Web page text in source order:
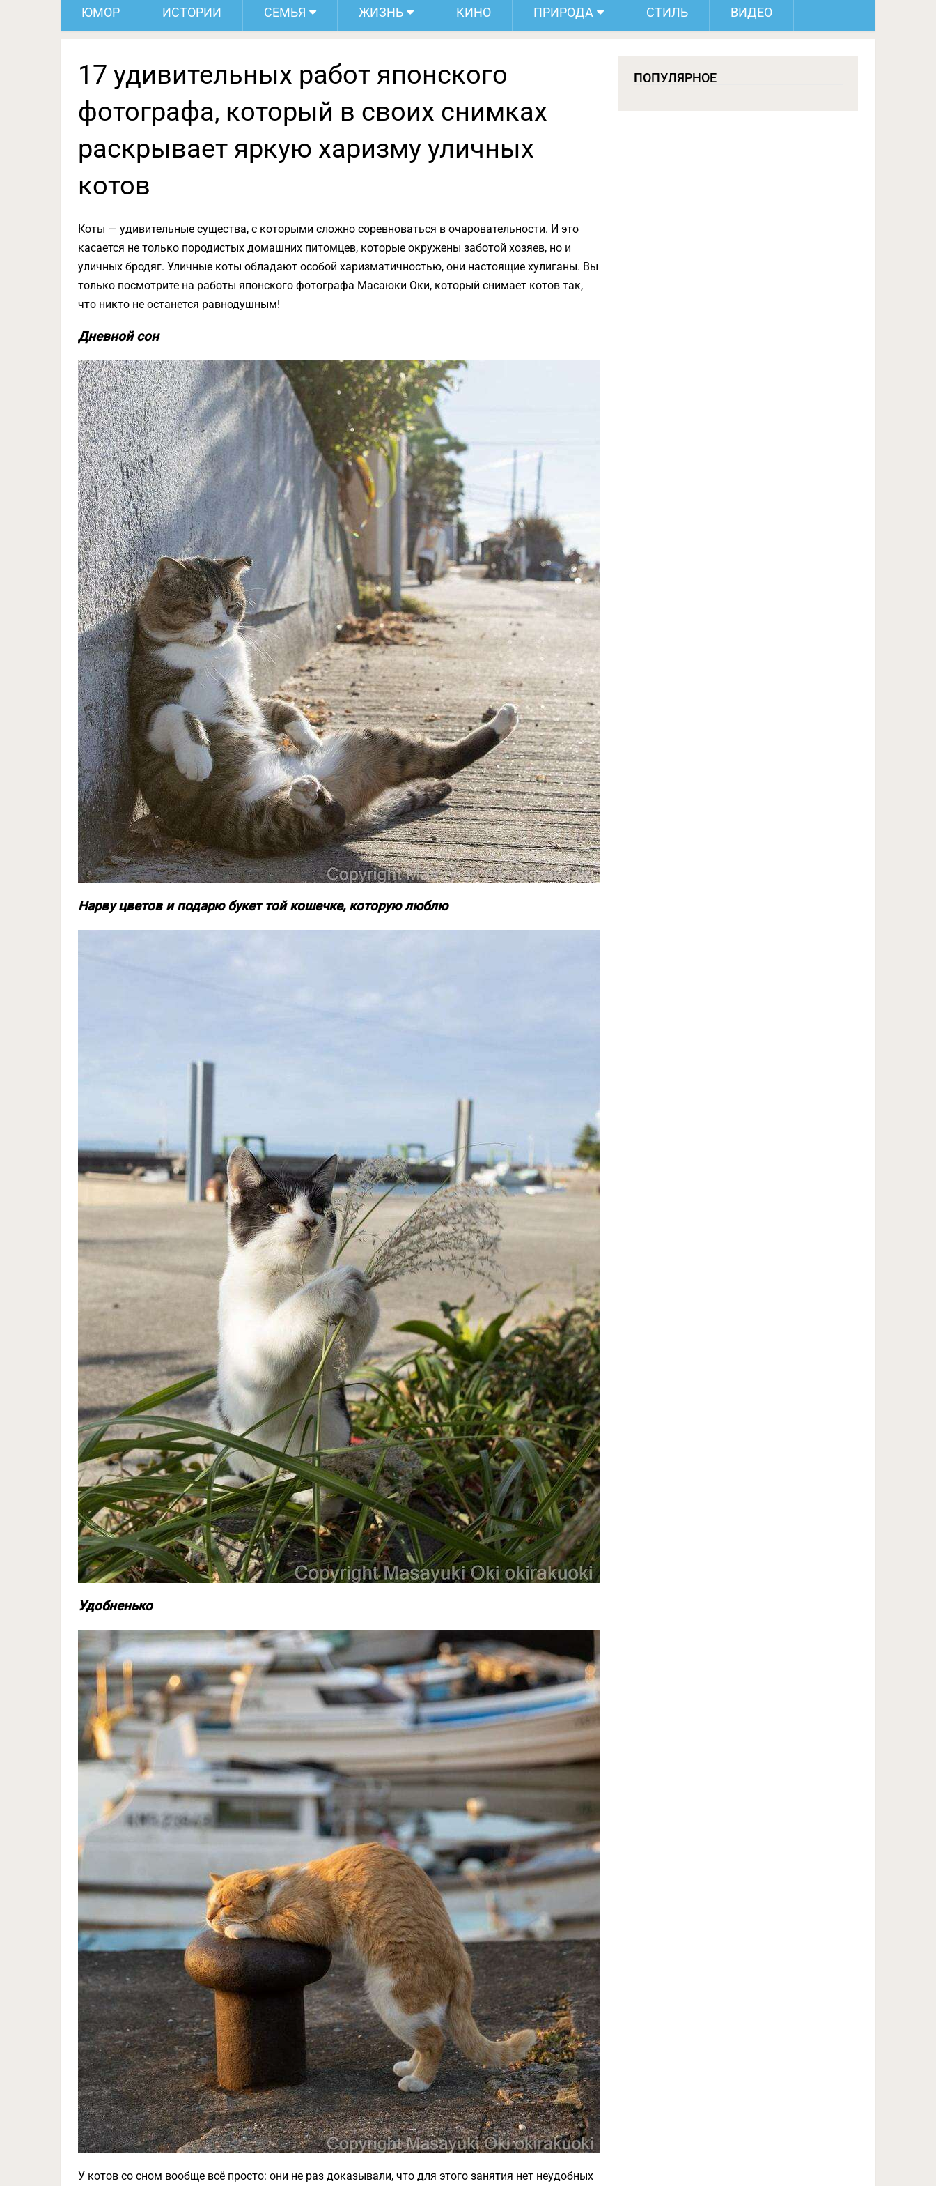
ЮМОР ИСТОРИИ СЕМЬЯ ЖИЗНЬ КИНО ПРИРОДА СТИЛЬ ВИДЕО
17 удивительных работ японского
фотографа, который в своих снимках
раскрывает яркую харизму уличных
котов
Коты — удивительные существа, с которыми сложно соревноваться в очаровательности. И это
касается не только породистых домашних питомцев, которые окружены заботой хозяев, но и
уличных бродяг. Уличные коты обладают особой харизматичностью, они настоящие хулиганы. Вы
только посмотрите на работы японского фотографа Масаюки Оки, который снимает котов так,
что никто не останется равнодушным!
Дневной сон
Нарву цветов и подарю букет той кошечке, которую люблю
Удобненько
У котов со сном вообще всё просто: они не раз доказывали, что для этого занятия нет неудобных
ПОПУЛЯРНОЕ